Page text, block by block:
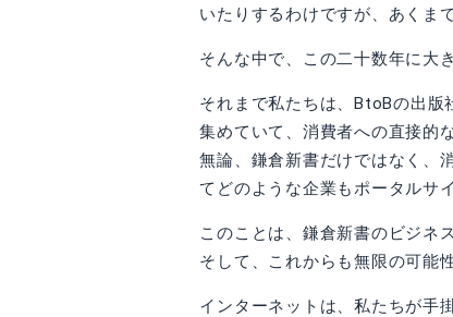
いたりするわけですが、あくま
そんな中で、この二十数年に大
それまで私たちは、BtoBの出版
集めていて、消費者への直接的
無論、鎌倉新書だけではなく、
てどのような企業もポータルサ
このことは、鎌倉新書のビジネ
そして、これからも無限の可能
インターネットは、私たちが手